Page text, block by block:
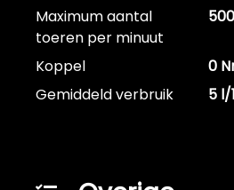
Maximum aantal
toeren per minuut
Koppel
0
Gemiddeld verbruik
5 l/